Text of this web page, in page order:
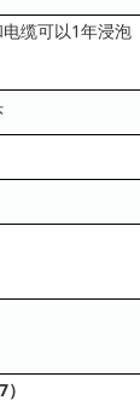
缆可以1年浸泡